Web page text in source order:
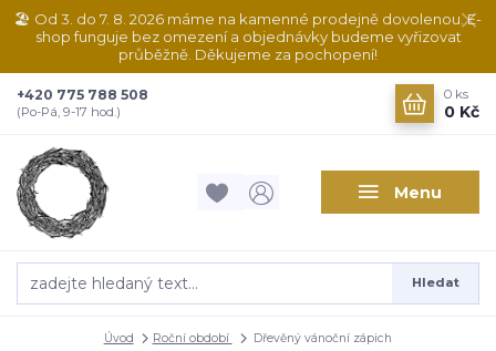
🏖️ Od 3. do 7. 8. 2026 máme na kamenné prodejně dovolenou. E-
shop funguje bez omezení a objednávky budeme vyřizovat
průběžně. Děkujeme za pochopení!
Menu
Hledat
+420 775 788 508
(Po-Pá, 9-17 hod.)
0 ks
0 Kč
Úvod Roční období Dřevěný vánoční zápich